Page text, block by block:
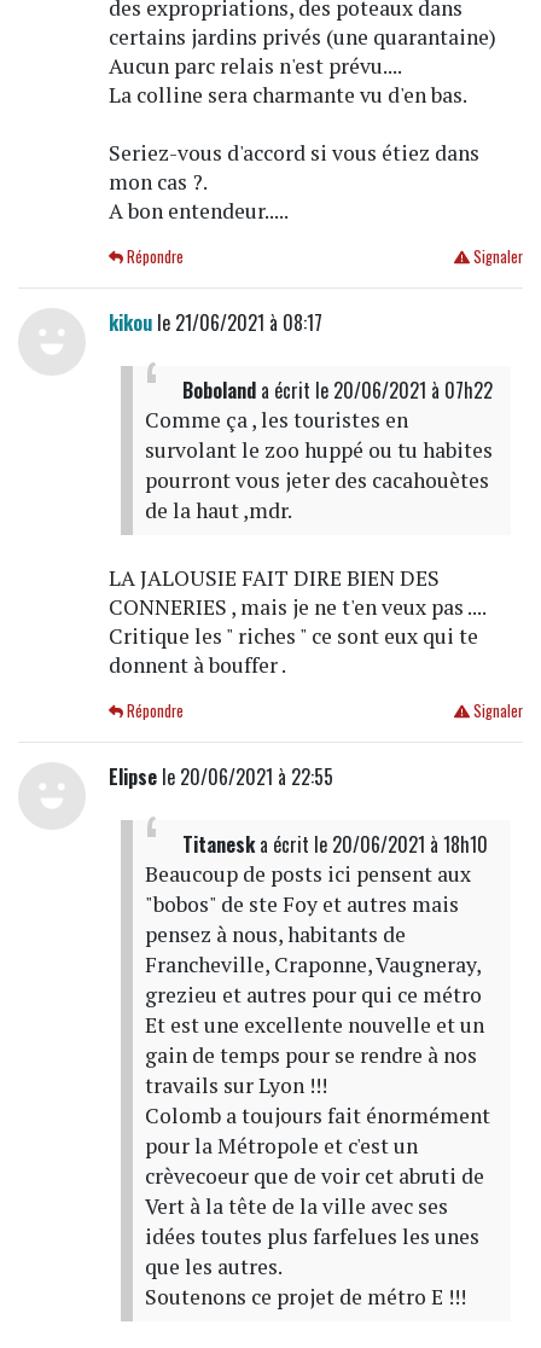
des expropriations, des poteaux dans
certains jardins privés (une quarantaine)
Aucun parc relais n'est prévu....
La colline sera charmante vu d'en bas.
Seriez-vous d'accord si vous étiez dans
mon cas ?.
A bon entendeur.....
Signaler
Répondre
kikoule 21/06/2021 à 08:17
Bobolanda écrit le 20/06/2021 à 07h22
Comme ça , les touristes en
survolant le zoo huppé ou tu habites
pourront vous jeter des cacahouètes
de la haut ,mdr.
LA JALOUSIE FAIT DIRE BIEN DES
CONNERIES , mais je ne t'en veux pas ....
Critique les " riches " ce sont eux qui te
donnent à bouffer .
Signaler
Répondre
Elipsele 20/06/2021 à 22:55
Titaneska écrit le 20/06/2021 à 18h10
Beaucoup de posts ici pensent aux
"bobos" de ste Foy et autres mais
pensez à nous, habitants de
Francheville, Craponne, Vaugneray,
grezieu et autres pour qui ce métro
Et est une excellente nouvelle et un
gain de temps pour se rendre à nos
travails sur Lyon !!!
Colomb a toujours fait énormément
pour la Métropole et c'est un
crèvecoeur que de voir cet abruti de
Vert à la tête de la ville avec ses
idées toutes plus farfelues les unes
que les autres.
Soutenons ce projet de métro E !!!